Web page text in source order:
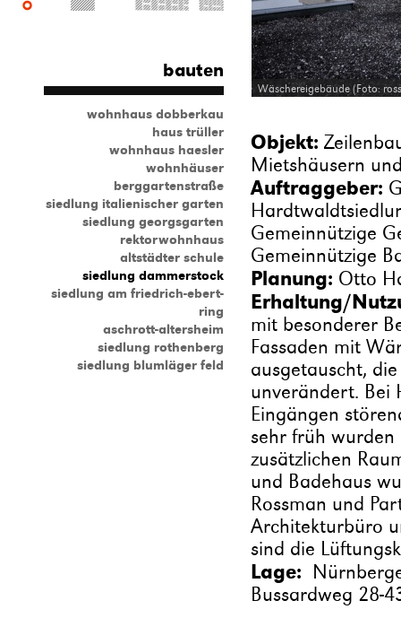
bauten
wohnhaus dobberkau
haus trüller
wohnhaus haesler
wohnhäuser
berggartenstraße
siedlung italienischer garten
siedlung georgsgarten
rektorwohnhaus
altstädter schule
siedlung dammerstock
siedlung am friedrich-ebert-
ring
aschrott-altersheim
siedlung rothenberg
siedlung blumläger feld
Wäschereigebäude (Foto:
Objekt:
Mietshäusern
Auftraggeber:
Gemeinnützige
Gemeinnützige
Planung: Otto
Erhaltung/
mit besonderer
Fassaden mit
ausgetauscht,
unverändert. Bei
Eingängen
sehr früh wurden
zusätzlichen
und Badehaus
Rossman und
Architekturbüro
sind die
Lage:
Bussardweg 28-